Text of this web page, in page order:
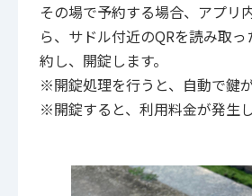
その場で予約する場合、アプリ
ら、サドル付近のQRを読み取
約し、開錠します。
※開錠処理を行うと、自動で鍵
※開錠すると、利用料金が発生し